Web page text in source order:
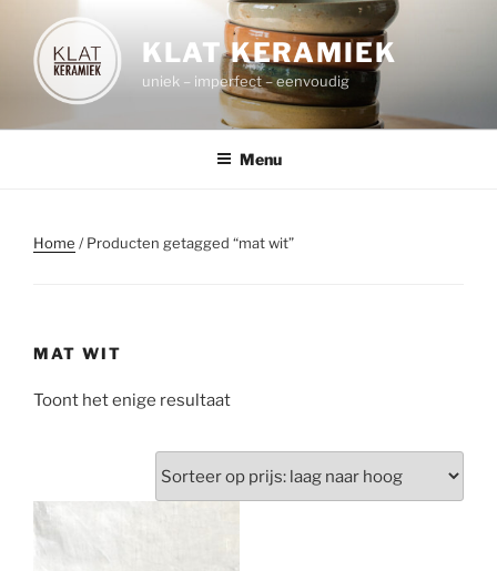
inhoud
KLAT KERAMIEK
uniek – imperfect – eenvoudig
Menu
Home / Producten getagged “mat wit”
MAT WIT
Toont het enige resultaat